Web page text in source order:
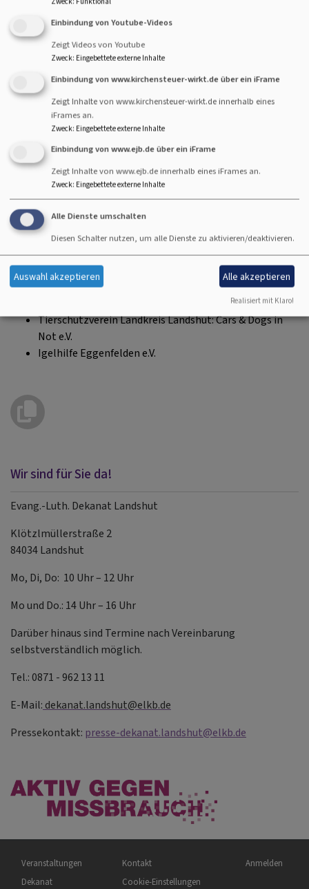
Dein Tier ist für dich etwas ganz Besonderes?
Dann stell eure Verbindung unter den Segen Gottes.
Komm vorbei zu einem bunten Sommernachmittag für
Mit Programm, Verpflegung und schönen Begegnungen.
Das erwartet Sie an dem Tag
Beteiligte Organisationen:
Café Seelenanker
Johanniter Rettungshundestaffel Landshut
Tierschutzverein Landkreis Landshut: Cars & Dogs in
Not e.V.
Igelhilfe Eggenfelden e.V.
Wir sind für Sie da!
Evang.-Luth. Dekanat Landshut
Klötzlmüllerstraße 2
84034 Landshut
Mo, Di, Do: 10 Uhr – 12 Uhr
Mo und Do.: 14 Uhr – 16 Uhr
Darüber hinaus sind Termine nach Vereinbarung
selbstverständlich möglich.
Tel.: 0871 - 962 13 11
E-Mail: dekanat.landshut@elkb.de
Pressekontakt: presse-dekanat.landshut@elkb.de
Hauptnavigation
Veranstaltungen
Dekanat
Fußbereichsmenü
Kontakt
Cookie-Einstellungen
Benutzermenü
Anmelden
Einbindung von Youtube-Videos
Zeigt Videos von Youtube
Zweck: Eingebettete externe Inhalte
Einbindung von www.kirchensteuer-wirkt.de über ein iFrame
Zeigt Inhalte von www.kirchensteuer-wirkt.de innerhalb eines
iFrames an.
Zweck: Eingebettete externe Inhalte
Einbindung von www.ejb.de über ein iFrame
Zeigt Inhalte von www.ejb.de innerhalb eines iFrames an.
Zweck: Eingebettete externe Inhalte
Alle Dienste umschalten
Diesen Schalter nutzen, um alle Dienste zu aktivieren/deaktivieren.
Auswahl akzeptieren Alle akzeptieren
Realisiert mit Klaro!